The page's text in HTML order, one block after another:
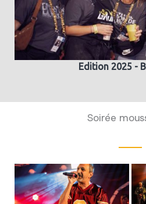
Edition 2025 -
Soirée